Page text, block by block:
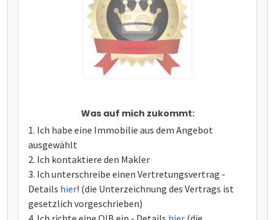
Was auf mich zukommt:
Ich habe eine Immobilie aus dem Angebot
ausgewählt
Ich kontaktiere den Makler
Ich unterschreibe einen Vertretungsvertrag -
Details hier! (die Unterzeichnung des Vertrags ist
gesetzlich vorgeschrieben)